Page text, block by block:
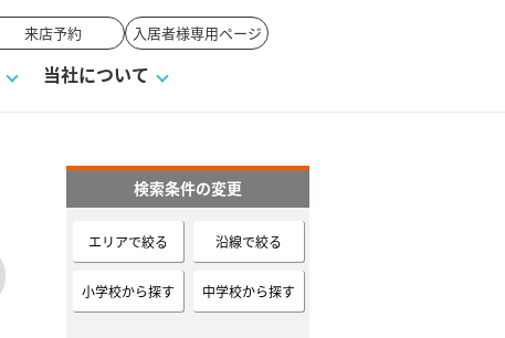
来店予約 入居者様専用ページ
物件閲覧履歴賃貸vs持ち家
高く売るポイント
当社について
来店予約
検索条件の変更
エリアで絞る 沿線で絞る
小学校から探す 中学校から探す